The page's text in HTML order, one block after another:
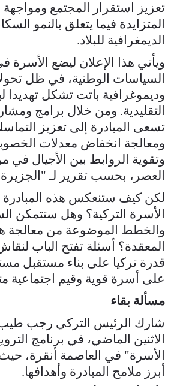
تعزيز استقرار المجتمع ومواجهة
المتزايدة فيما يتعلق بالنمو
الديمغرافية للبلاد.
ويأتي هذا الإعلان ليضع الأسرة
السياسات الوطنية، في ظل
وديموغرافية باتت تشكل تهديدا
التقليدية. ومن خلال برامج
تسعى المبادرة إلى تعزيز
ومعالجة انخفاض معدلات
وتقوية الروابط بين الأجيال في
العصر، بحسب تقرير لـ
لكن كيف ستنعكس هذه المبادرة
الأسرة التركية؟ وهل ستتمكن
والخطط الموضوعة من معالجة
المعقدة؟ أسئلة تفتح الباب
قدرة تركيا على بناء مستقبل
على أسرة قوية وقيم اجتماعية
مسألة بقاء
شارك الرئيس التركي رجب طيب
الاثنين الماضي، في برنامج
الأسرة" في العاصمة أنقرة،
أبرز ملامح المبادرة وأهدافها.